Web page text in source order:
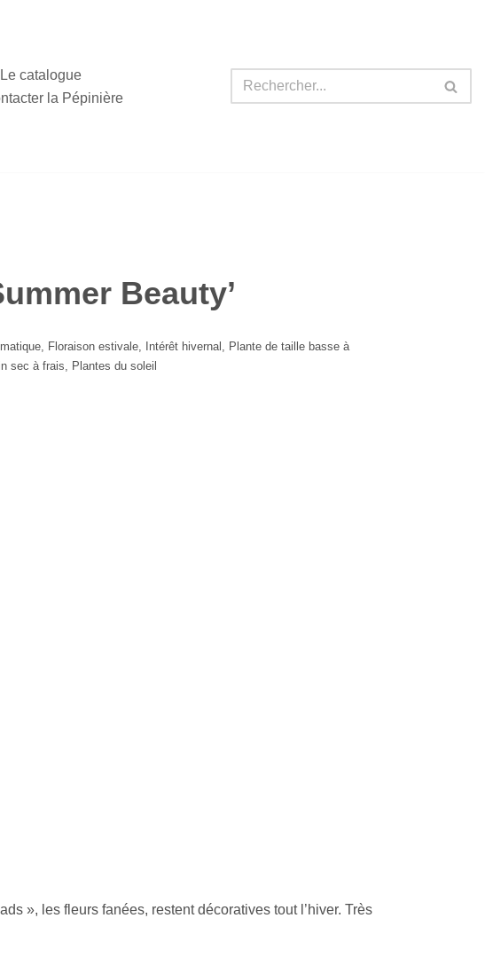
Le catalogue
la Pépinière
Beauty’
, Floraison estivale, Intérêt hivernal , Plante de taille basse à
sec à frais, Plantes du soleil
», les fleurs fanées, restent décoratives tout l’hiver. Très